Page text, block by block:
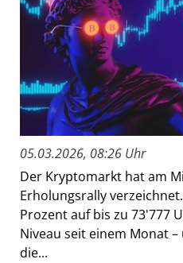
05.03.2026, 08:26 Uhr
Der Kryptomarkt hat am
Erholungsrally
Prozent auf bis zu 73'777
Niveau seit einem Monat
die...